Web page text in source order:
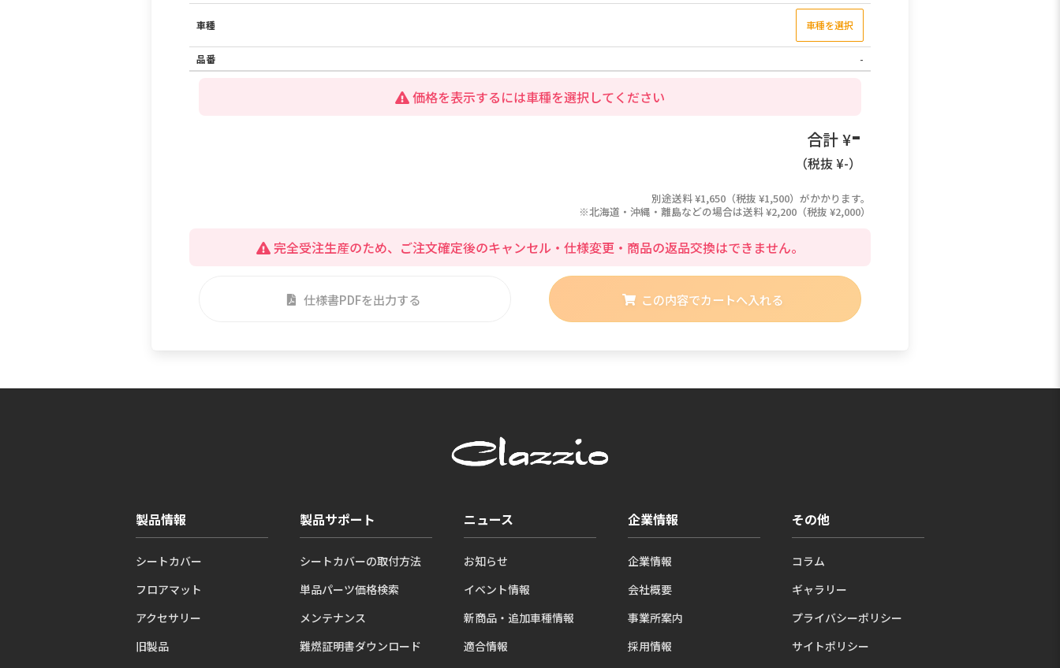
車種 車種を選択
品番 -
価格を表示するには車種を選択してください
合計 ¥-
（税抜 ¥-）
別途送料 ¥1,650（税抜 ¥1,500）がかかります。
※北海道・沖縄・離島などの場合は送料 ¥2,200（税抜 ¥2,000）
完全受注生産のため、ご注文確定後のキャンセル・仕様変更・商品の返品交換はできません。
仕様書PDFを出力する この内容でカートへ入れる
製品情報
シートカバー
フロアマット
アクセサリー
旧製品
製品サポート
シートカバーの取付方法
単品パーツ価格検索
メンテナンス
難燃証明書ダウンロード
ニュース
お知らせ
イベント情報
新商品・追加車種情報
適合情報
企業情報
企業情報
会社概要
事業所案内
採用情報
その他
コラム
ギャラリー
プライバシーポリシー
サイトポリシー